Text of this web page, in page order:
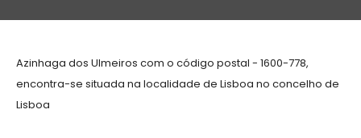
Azinhaga dos Ulmeiros com o código postal - 1600-778,
encontra-se situada na localidade de Lisboa no concelho de
Lisboa